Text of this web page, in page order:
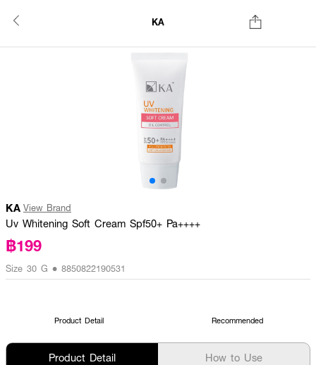
KA
KA View Brand
Uv Whitening Soft Cream Spf50+ Pa++++
฿199
Size 30 G • 8850822190531
Product Detail Recommended
Product Detail How to Use